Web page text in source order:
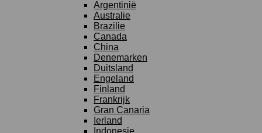
Argentinië
Australie
Brazilie
Canada
China
Denemarken
Duitsland
Engeland
Finland
Frankrijk
Gran Canaria
Ierland
Indonesie